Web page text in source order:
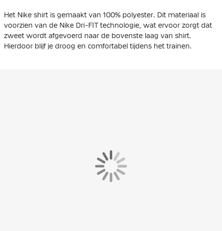
Het Nike shirt is gemaakt van 100% polyester. Dit materiaal is
voorzien van de Nike Dri-FIT technologie, wat ervoor zorgt dat
zweet wordt afgevoerd naar de bovenste laag van shirt.
Hierdoor blijf je droog en comfortabel tijdens het trainen.